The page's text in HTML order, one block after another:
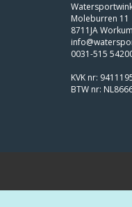
Moleburren 11
8711JA Workum
0031-515
KVK nr:
BTW nr: